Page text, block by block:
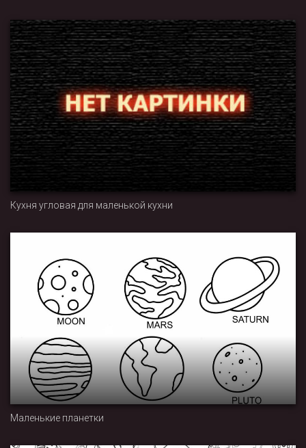
Кухня угловая для маленькой кухни
Маленькие планетки